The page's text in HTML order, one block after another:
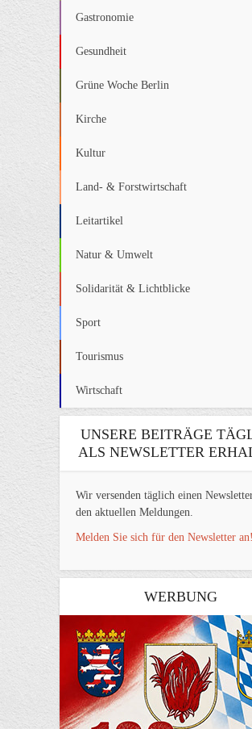
Gastronomie
Gesundheit
Grüne Woche Berlin
Kirche
Kultur
Land- & Forstwirtschaft
Leitartikel
Natur & Umwelt
Solidarität & Lichtblicke
Sport
Tourismus
Wirtschaft
UNSERE BEITRÄGE
ALS NEWSLETTER
Wir versenden täglich einen
den aktuellen Meldungen.
Melden Sie sich für den Newsletter an!
WERBUNG